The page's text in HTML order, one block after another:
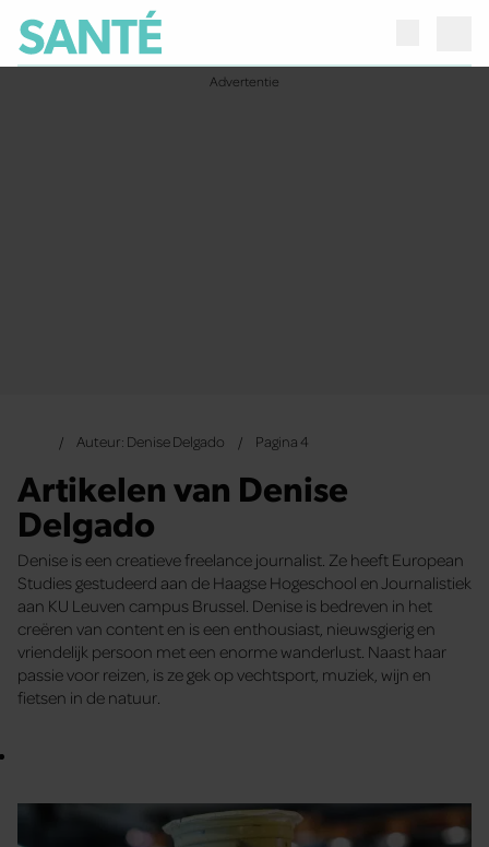
Auteur: Denise Delgado Pagina 4
Artikelen van Denise
Delgado
Denise is een creatieve freelance journalist. Ze heeft European
Studies gestudeerd aan de Haagse Hogeschool en Journalistiek
aan KU Leuven campus Brussel. Denise is bedreven in het
creëren van content en is een enthousiast, nieuwsgierig en
vriendelijk persoon met een enorme wanderlust. Naast haar
passie voor reizen, is ze gek op vechtsport, muziek, wijn en
fietsen in de natuur.